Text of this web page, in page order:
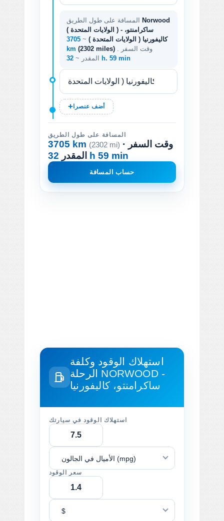
Norwood
( الولايات المتحدة ) - ساكرامنتو،
كاليفورنيا ( الولايات المتحدة ) ~
3705
km (2302 miles)
المقدر ~ 32 h. 59 min
أضف عنصرا
المسافة على طول الطريق
3705 km (2302 mi) · وقت السفر
المقدر 32 h 59 min
حساب المسافة
استهلاك الوقود وكلفة
NORWOOD -
ساكرامنتو، كاليفورنيا
استهلاك الوقود في سيارتك
الأميال في الجالون (mpg)
سعر الوقود
$